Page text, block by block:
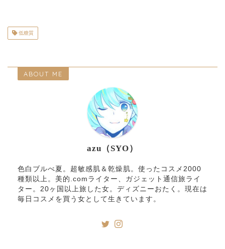
低糖質
ABOUT ME
azu（SYO）
色白ブルべ夏。超敏感肌＆乾燥肌。使ったコスメ2000
種類以上。美的.comライター、ガジェット通信旅ライ
ター。20ヶ国以上旅した女。ディズニーおたく。現在は
毎日コスメを買う女として生きています。